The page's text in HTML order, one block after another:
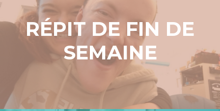
RÉPIT DE FIN DE
SEMAINE